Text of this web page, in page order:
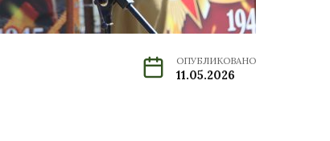
ОПУБЛИКОВАНО
11.05.2026